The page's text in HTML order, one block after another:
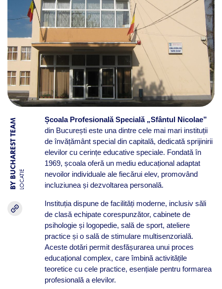
BY BUCHAREST TEAM LOCATIE
Școala Profesională Specială „Sfântul Nicolae”
din București este una dintre cele mai mari instituții
de învățământ special din capitală, dedicată sprijinirii
elevilor cu cerințe educative speciale. Fondată în
1969, școala oferă un mediu educațional adaptat
nevoilor individuale ale fiecărui elev, promovând
incluziunea și dezvoltarea personală.
Instituția dispune de facilități moderne, inclusiv săli
de clasă echipate corespunzător, cabinete de
psihologie și logopedie, sală de sport, ateliere
practice și o sală de stimulare multisenzorială.
Aceste dotări permit desfășurarea unui proces
educațional complex, care îmbină activitățile
teoretice cu cele practice, esențiale pentru formarea
profesională a elevilor.